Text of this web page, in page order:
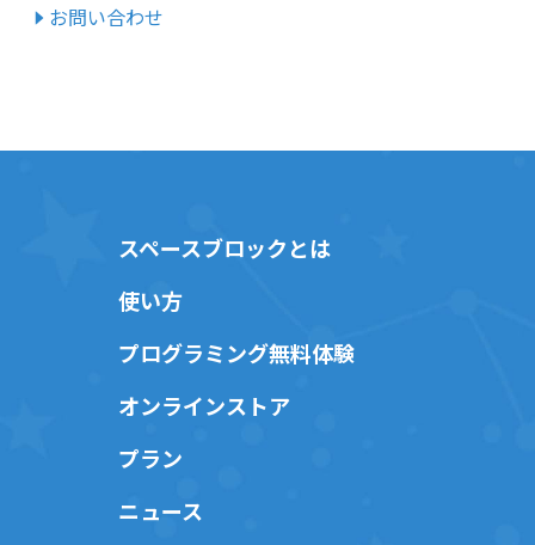
お問い合わせ
スペースブロックとは
使い方
プログラミング無料体験
オンラインストア
プラン
ニュース